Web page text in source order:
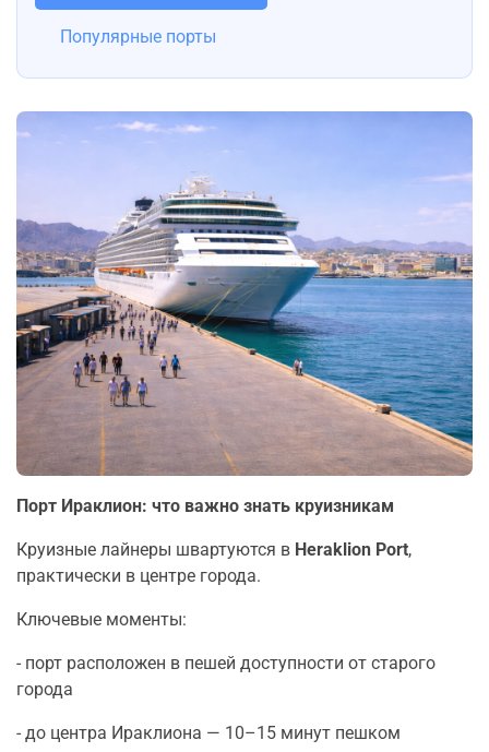
Популярные порты
Порт Ираклион: что важно знать круизникам
Круизные лайнеры швартуются в Heraklion Port,
практически в центре города.
Ключевые моменты:
- порт расположен в пешей доступности от старого
города
- до центра Ираклиона — 10–15 минут пешком